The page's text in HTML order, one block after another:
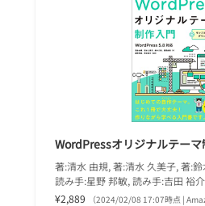
WordPressオリジナルテー
著:清水 由規, 著:清水 久美子, 著:
読み手:星野 邦敏, 読み手:吉田 裕介
¥2,889
（2024/02/08 17:07時点 |